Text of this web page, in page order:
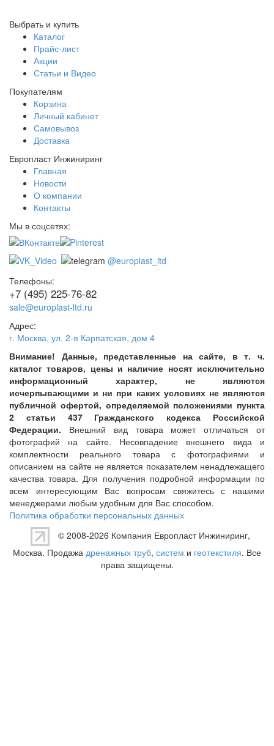
Выбрать и купить
Каталог
Прайс-лист
Акции
Статьи и Видео
Покупателям
Корзина
Личный кабинет
Самовывоз
Доставка
Европласт Инжиниринг
Главная
Новости
О компании
Контакты
Мы в соцсетях:
@europlast_ltd
Телефоны:
+7 (495) 225-76-82
sale@europlast-ltd.ru
Адрес:
г. Москва, ул. 2-я Карпатская, дом 4
Внимание! Данные, представленные на сайте, в т. ч.
каталог товаров, цены и наличие носят исключительно
информационный характер, не являются
исчерпывающими и ни при каких условиях не являются
публичной офертой, определяемой положениями пункта
2 статьи 437 Гражданского кодекса Российской
Федерации. Внешний вид товара может отличаться от
фотографий на сайте. Несовпадение внешнего вида и
комплектности реального товара с фотографиями и
описанием на сайте не является показателем ненадлежащего
качества товара. Для получения подробной информации по
всем интересующим Вас вопросам свяжитесь с нашими
менеджерами любым удобным для Вас способом.
Политика обработки персональных данных
© 2008-2026 Компания Европласт Инжиниринг,
Москва. Продажа дренажных труб, систем и геотекстиля. Все
права защищены.